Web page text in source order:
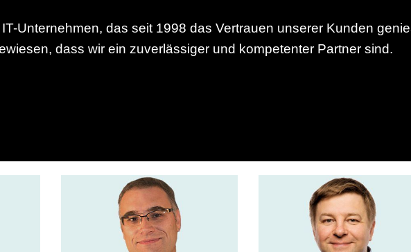
Unternehmen, das seit 1998 das Vertrauen unserer Kunden
dass wir ein zuverlässiger und kompetenter Partner sind.